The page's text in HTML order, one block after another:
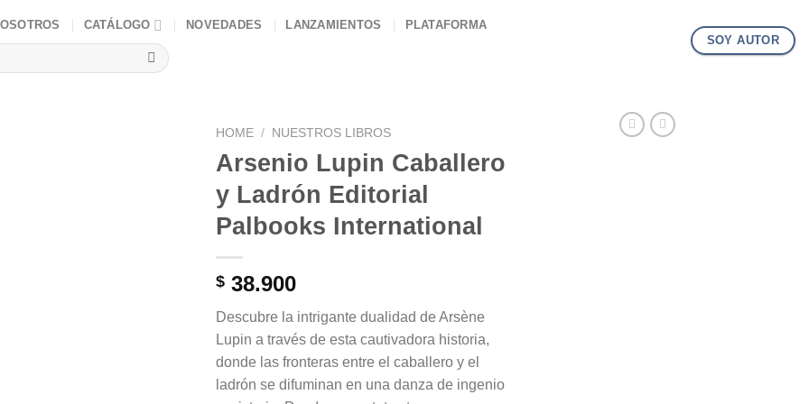
CATÁLOGO NOVEDADES LANZAMIENTOS PLATAFORMA
SOY AUTOR
HOME / NUESTROS LIBROS
Arsenio Lupin Caballero
y Ladrón Editorial
Palbooks International
$ 38.900
Descubre la intrigante dualidad de Arsène
Lupin a través de esta cautivadora historia,
donde las fronteras entre el caballero y el
ladrón se difuminan en una danza de ingenio